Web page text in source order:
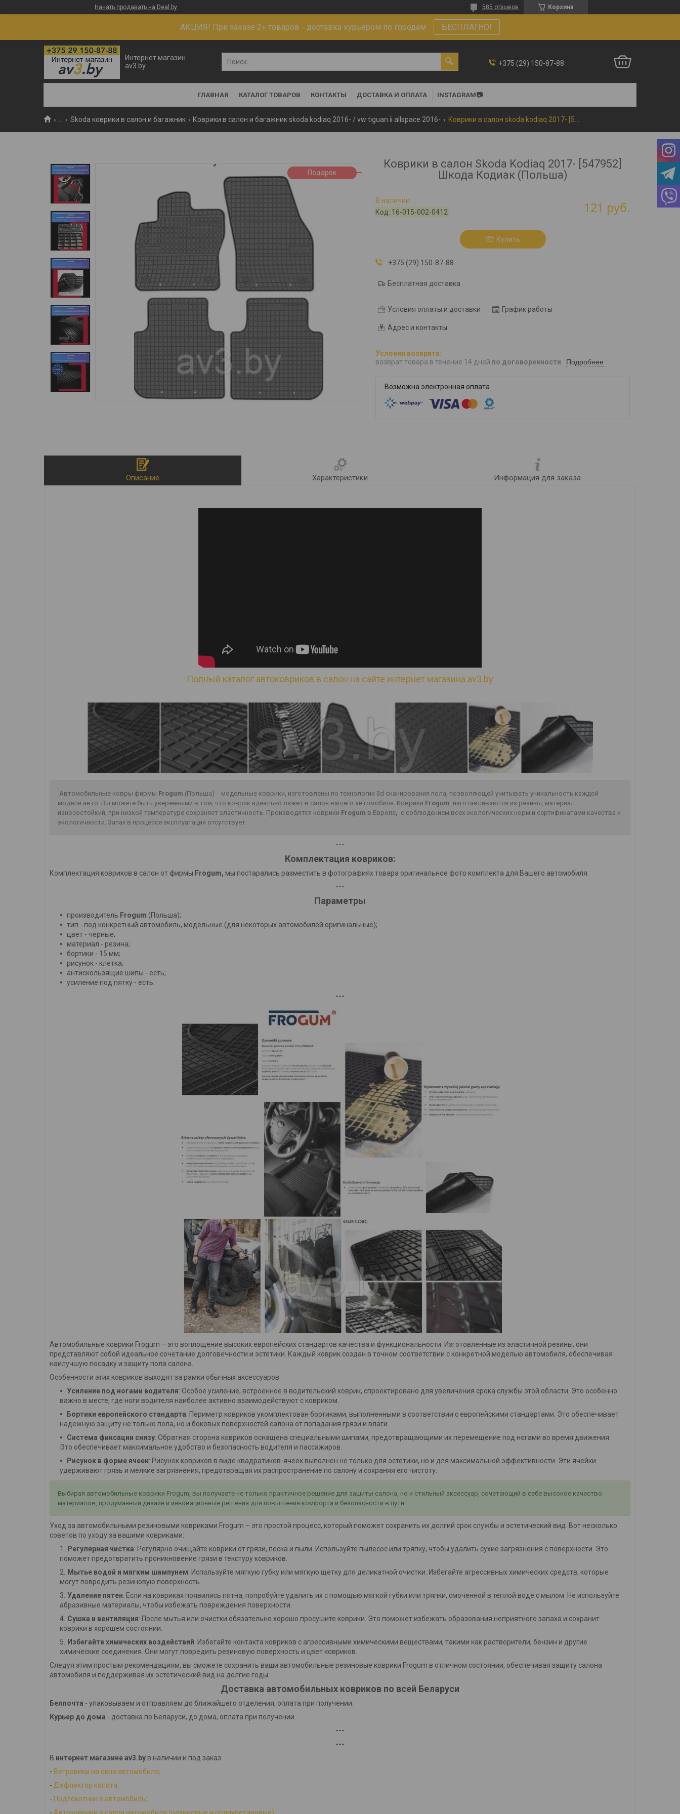
Начать продавать на Deal.by Корзина
585 отзывов
АКЦИЯ! При заказе 2+ товаров - доставка курьером по городам БЕСПЛАТНО!
Интернет магазин
av3.by
+375 (29) 150-87-88
ГЛАВНАЯ КАТАЛОГ ТОВАРОВ КОНТАКТЫ ДОСТАВКА И ОПЛАТА INSTAGRAM📷
Skoda коврики в салон и багажник Коврики в салон и багажник skoda kodiaq 2016- / vw tiguan ii allspace 2016-
Подарок
Коврики в салон Skoda Kodiaq 2017- [547952]
Шкода Кодиак (Польша)
В наличии
Код: 16-015-002-0412 121 руб.
Купить
+375 (29) 150-87-88
Бесплатная доставка
Условия оплаты и доставки График работы
Адрес и контакты
возврат товара в течение 14 дней по договоренности Подробнее
Описание Характеристики Информация для заказа
Полный каталог автоковриков в салон на сайте интернет магазина av3.by
Автомобильные ковры фирмы Frogum (Польша) - модельные коврики, изготовлены по технологии 3d сканирования пола, позволяющей учитывать уникальность каждой
модели авто. Вы можете быть уверенными в том, что коврик идеально ляжет в салон вашего автомобиля. Коврики Frogum изготавливаются из резины, материал
износостойкий, при низкой температуре сохраняет эластичность. Производятся коврики Frogum в Европе, с соблюдением всех экологических норм и сертификатами качества и
экологичности. Запах в процессе эксплуатации отсутствует.
---
Комплектация ковриков:
Комплектация ковриков в салон от фирмы Frogum, мы постарались разместить в фотографиях товара оригинальное фото комплекта для Вашего автомобиля.
---
Параметры
производитель Frogum (Польша);
тип - под конкретный автомобиль, модельные (для некоторых автомобилей оригинальные);
цвет - черные;
материал - резина;
бортики - 15 мм;
рисунок - клетка;
антискользящие шипы - есть;
усиление под пятку - есть.
---
Автомобильные коврики Frogum – это воплощение высоких европейских стандартов качества и функциональности. Изготовленные из эластичной резины, они
представляют собой идеальное сочетание долговечности и эстетики. Каждый коврик создан в точном соответствии с конкретной моделью автомобиля, обеспечивая
наилучшую посадку и защиту пола салона.
Особенности этих ковриков выходят за рамки обычных аксессуаров:
Усиление под ногами водителя: Особое усиление, встроенное в водительский коврик, спроектировано для увеличения срока службы этой области. Это особенно
важно в месте, где ноги водителя наиболее активно взаимодействуют с ковриком.
Бортики европейского стандарта: Периметр ковриков укомплектован бортиками, выполненными в соответствии с европейскими стандартами. Это обеспечивает
надежную защиту не только пола, но и боковых поверхностей салона от попадания грязи и влаги.
Система фиксации снизу: Обратная сторона ковриков оснащена специальными шипами, предотвращающими их перемещение под ногами во время движения.
Это обеспечивает максимальное удобство и безопасность водителя и пассажиров.
Рисунок в форме ячеек: Рисунок ковриков в виде квадратиков-ячеек выполнен не только для эстетики, но и для максимальной эффективности. Эти ячейки
удерживают грязь и мелкие загрязнения, предотвращая их распространение по салону и сохраняя его чистоту.
Выбирая автомобильные коврики Frogum, вы получаете не только практичное решение для защиты салона, но и стильный аксессуар, сочетающий в себе высокое качество
материалов, продуманный дизайн и инновационные решения для повышения комфорта и безопасности в пути.
Уход за автомобильными резиновыми ковриками Frogum – это простой процесс, который поможет сохранить их долгий срок службы и эстетический вид. Вот несколько
советов по уходу за вашими ковриками:
Регулярная чистка: Регулярно очищайте коврики от грязи, песка и пыли. Используйте пылесос или тряпку, чтобы удалить сухие загрязнения с поверхности. Это
поможет предотвратить проникновение грязи в текстуру ковриков.
Мытье водой и мягким шампунем: Используйте мягкую губку или мягкую щетку для деликатной очистки. Избегайте агрессивных химических средств, которые
могут повредить резиновую поверхность.
Удаление пятен: Если на ковриках появились пятна, попробуйте удалить их с помощью мягкой губки или тряпки, смоченной в теплой воде с мылом. Не используйте
абразивные материалы, чтобы избежать повреждения поверхности.
Сушка и вентиляция: После мытья или очистки обязательно хорошо просушите коврики. Это поможет избежать образования неприятного запаха и сохранит
коврики в хорошем состоянии.
Избегайте химических воздействий: Избегайте контакта ковриков с агрессивными химическими веществами, такими как растворители, бензин и другие
химические соединения. Они могут повредить резиновую поверхность и цвет ковриков.
Следуя этим простым рекомендациям, вы сможете сохранить ваши автомобильные резиновые коврики Frogum в отличном состоянии, обеспечивая защиту салона
автомобиля и поддерживая их эстетический вид на долгие годы.
Доставка автомобильных ковриков по всей Беларуси
Белпочта - упаковываем и отправляем до ближайшего отделения, оплата при получении.
Курьер до дома - доставка по Беларуси, до дома, оплата при получении.
---
---
В интернет магазине av3.by в наличии и под заказ:
- Ветровики на окна автомобиля;
- Дефлектор капота;
- Подлокотник в автомобиль;
- Автоковрики в салон автомобиля (резиновые и полиуретановые);